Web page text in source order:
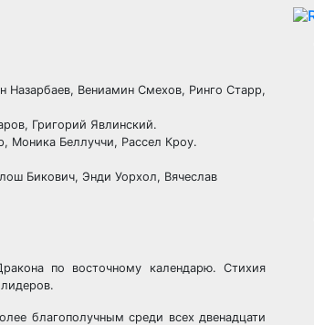
Вениамин Смехов, Ринго Старр,
Григорий Явлинский.
Беллуччи, Рассел Кроу.
Бикович, Энди Уорхол, Вячеслав
по восточному календарю. Стихия
благополучным среди всех двенадцати